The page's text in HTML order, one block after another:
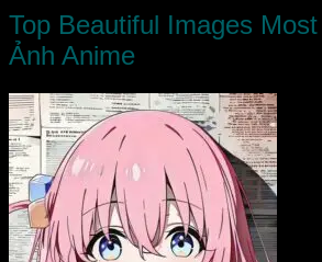
Top Beautiful Images
Ảnh Anime